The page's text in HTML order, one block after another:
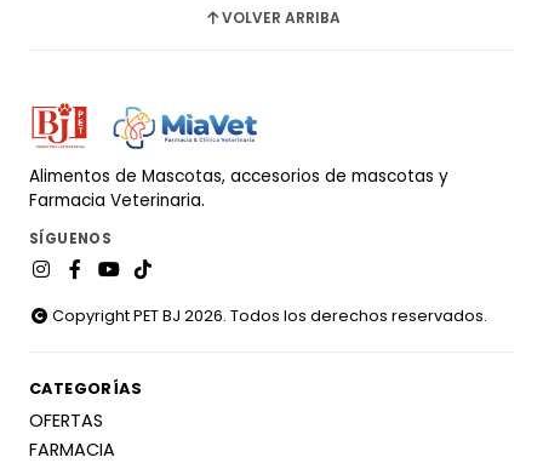
VOLVER ARRIBA
Alimentos de Mascotas, accesorios de mascotas y
Farmacia Veterinaria.
SÍGUENOS
Copyright PET BJ 2026. Todos los derechos reservados.
CATEGORÍAS
OFERTAS
FARMACIA